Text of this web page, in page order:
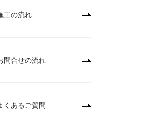
工の流れ
問合せの流れ
くあるご質問